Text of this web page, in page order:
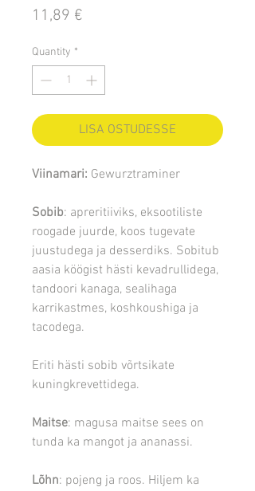
11,89 €
Quantity *
LISA OSTUDESSE
Viinamari: Gewurztraminer
Sobib: apreritiiviks, eksootiliste
roogade juurde, koos tugevate
juustudega ja desserdiks. Sobitub
aasia köögist hästi kevadrullidega,
tandoori kanaga, sealihaga
karrikastmes, koshkoushiga ja
tacodega.
Eriti hästi sobib võrtsikate
kuningkrevettidega.
Maitse: magusa maitse sees on
tunda ka mangot ja ananassi.
Lõhn: pojeng ja roos. Hiljem ka